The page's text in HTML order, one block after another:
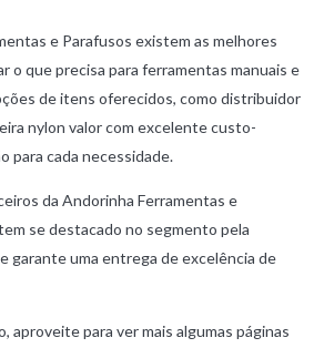
e Parafusos existem as melhores
o que precisa para ferramentas manuais e
de itens oferecidos, como distribuidor
nylon valor com excelente custo-
para cada necessidade.
da Andorinha Ferramentas e
se destacado no segmento pela
garante uma entrega de excelência de
aproveite para ver mais algumas páginas